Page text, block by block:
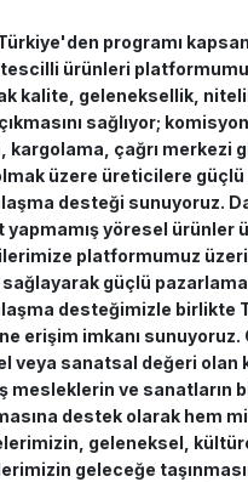
programı
ürünleri
kalite, geleneksellik,
sağlıyor;
kargolama, çağrı merkezi
üzere üreticilere güçlü
desteği sunuyoruz.
yapmamış yöresel ürünler
platformumuz
sağlayarak güçlü
desteğimizle birlikte
erişim imkanı sunuyoruz.
veya sanatsal değeri olan
mesleklerin ve sanatların
destek olarak hem
geleneksel,
geleceğe